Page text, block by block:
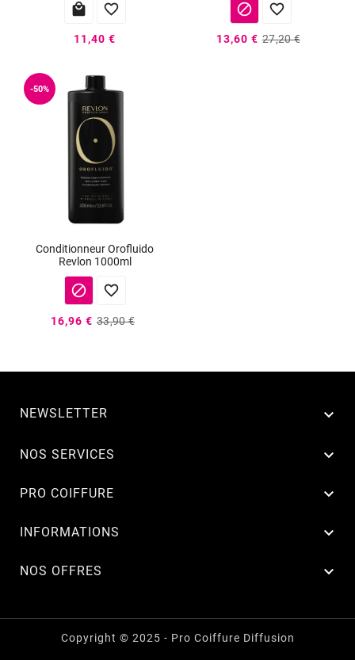
 
11,40 €
 
13,60 € 27,20 €
-50%
Conditionneur Orofluido
Revlon 1000ml
 
16,96 € 33,90 €
NEWSLETTER 
NOS SERVICES 
PRO COIFFURE 
INFORMATIONS 
NOS OFFRES 
Copyright © 2025 - Pro Coiffure Diffusion